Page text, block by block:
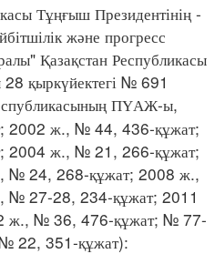
Тұңғыш Президентінің -
және прогресс
Қазақстан Республикасы
қыркүйектегі № 691
ПҮАЖ-ы,
2002 ж., № 44, 436-құжат;
2004 ж., № 21, 266-құжат;
№ 24, 268-құжат; 2008 ж.,
27-28, 234-құжат; 2011
ж., № 36, 476-құжат; № 77-
22, 351-құжат):